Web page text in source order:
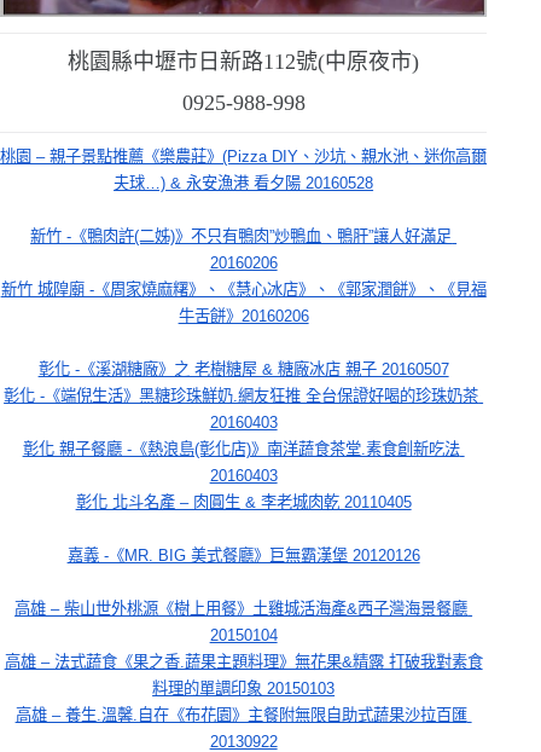
桃園縣中壢市日新路112號(中原夜市)
0925-988-998
桃園 – 親子景點推薦《樂農莊》(Pizza DIY、沙坑、親水池、迷你高爾
夫球…) & 永安漁港 看夕陽 20160528
新竹 -《鴨肉許(二姊)》不只有鴨肉”炒鴨血、鴨肝”讓人好滿足
20160206
新竹 城隍廟 -《周家燒麻糬》、《慧心冰店》、《郭家潤餅》、《見福
牛舌餅》20160206
彰化 -《溪湖糖廠》之 老樹糖屋 & 糖廠冰店 親子 20160507
彰化 -《端倪生活》黑糖珍珠鮮奶.網友狂推 全台保證好喝的珍珠奶茶
20160403
彰化 親子餐廳 -《熱浪島(彰化店)》南洋蔬食茶堂.素食創新吃法
20160403
彰化 北斗名產 – 肉圓生 & 李老城肉乾 20110405
嘉義 -《MR. BIG 美式餐廳》巨無霸漢堡 20120126
高雄 – 柴山世外桃源《樹上用餐》土雞城活海產&西子灣海景餐廳
20150104
高雄 – 法式蔬食《果之香.蔬果主題料理》無花果&精露 打破我對素食
料理的單調印象 20150103
高雄 – 養生.溫馨.自在《布花園》主餐附無限自助式蔬果沙拉百匯
20130922